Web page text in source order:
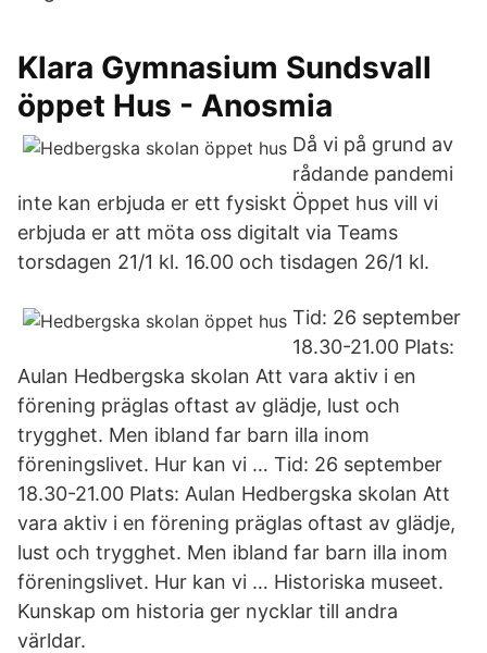
Klara Gymnasium Sundsvall
öppet Hus - Anosmia
Då vi på grund av
rådande pandemi
inte kan erbjuda er ett fysiskt Öppet hus vill vi
erbjuda er att möta oss digitalt via Teams
torsdagen 21/1 kl. 16.00 och tisdagen 26/1 kl.
Tid: 26 september
18.30-21.00 Plats:
Aulan Hedbergska skolan Att vara aktiv i en
förening präglas oftast av glädje, lust och
trygghet. Men ibland far barn illa inom
föreningslivet. Hur kan vi … Tid: 26 september
18.30-21.00 Plats: Aulan Hedbergska skolan Att
vara aktiv i en förening präglas oftast av glädje,
lust och trygghet. Men ibland far barn illa inom
föreningslivet. Hur kan vi … Historiska museet.
Kunskap om historia ger nycklar till andra
världar.